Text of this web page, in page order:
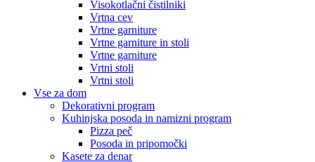
Visokotlačni čistilniki
Vrtna cev
Vrtne garniture
Vrtne garniture in stoli
Vrtne garniture
Vrtni stoli
Vrtni stoli
Vse za dom
Dekorativni program
Kuhinjska posoda in namizni program
Pizza peč
Posoda in pripomočki
Kasete za denar